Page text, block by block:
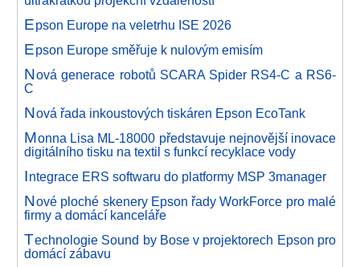
Epson Europe na veletrhu ISE 2026
Epson Europe směřuje k nulovým emisím
Nová generace robotů SCARA Spider RS4-C a RS6-
C
Nová řada inkoustových tiskáren Epson EcoTank
Monna Lisa ML-18000 představuje nejnovější inovace
digitálního tisku na textil s funkcí recyklace vody
Integrace ERS softwaru do platformy MSP 3manager
Nové ploché skenery Epson řady WorkForce pro malé
firmy a domácí kanceláře
Technologie Sound by Bose v projektorech Epson pro
domácí zábavu